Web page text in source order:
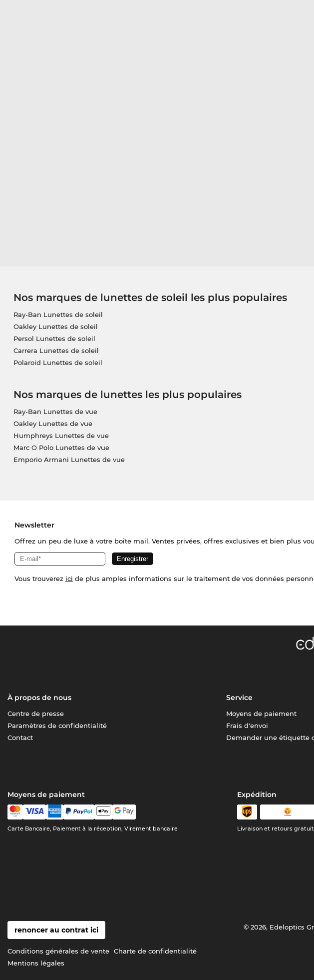
Nos marques de lunettes de soleil les plus populaires
Ray-Ban Lunettes de soleil
Oakley Lunettes de soleil
Persol Lunettes de soleil
Carrera Lunettes de soleil
Polaroid Lunettes de soleil
Nos marques de lunettes les plus populaires
Ray-Ban Lunettes de vue
Oakley Lunettes de vue
Humphreys Lunettes de vue
Marc O Polo Lunettes de vue
Emporio Armani Lunettes de vue
Newsletter
Offrez un peu de luxe à votre boîte mail. Ventes privées, offres exclusives et bien plus
Vous trouverez ici de plus amples informations sur le traitement de vos données
À propos de nous
Centre de presse
Paramètres de confidentialité
Contact
Service
Moyens de paiement
Frais d'envoi
Demander une étiquette
Moyens de paiement
Carte Bancaire, Paiement à la réception, Virement bancaire
Expédition
Livraison et retours
renoncer au contrat ici
Conditions générales de vente Charte de confidentialité
Mentions légales
© 2026, Edeloptics